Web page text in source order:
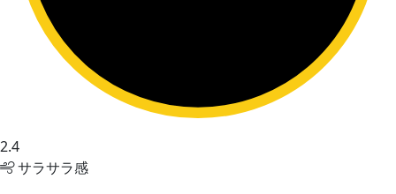
2.4
サラサラ感